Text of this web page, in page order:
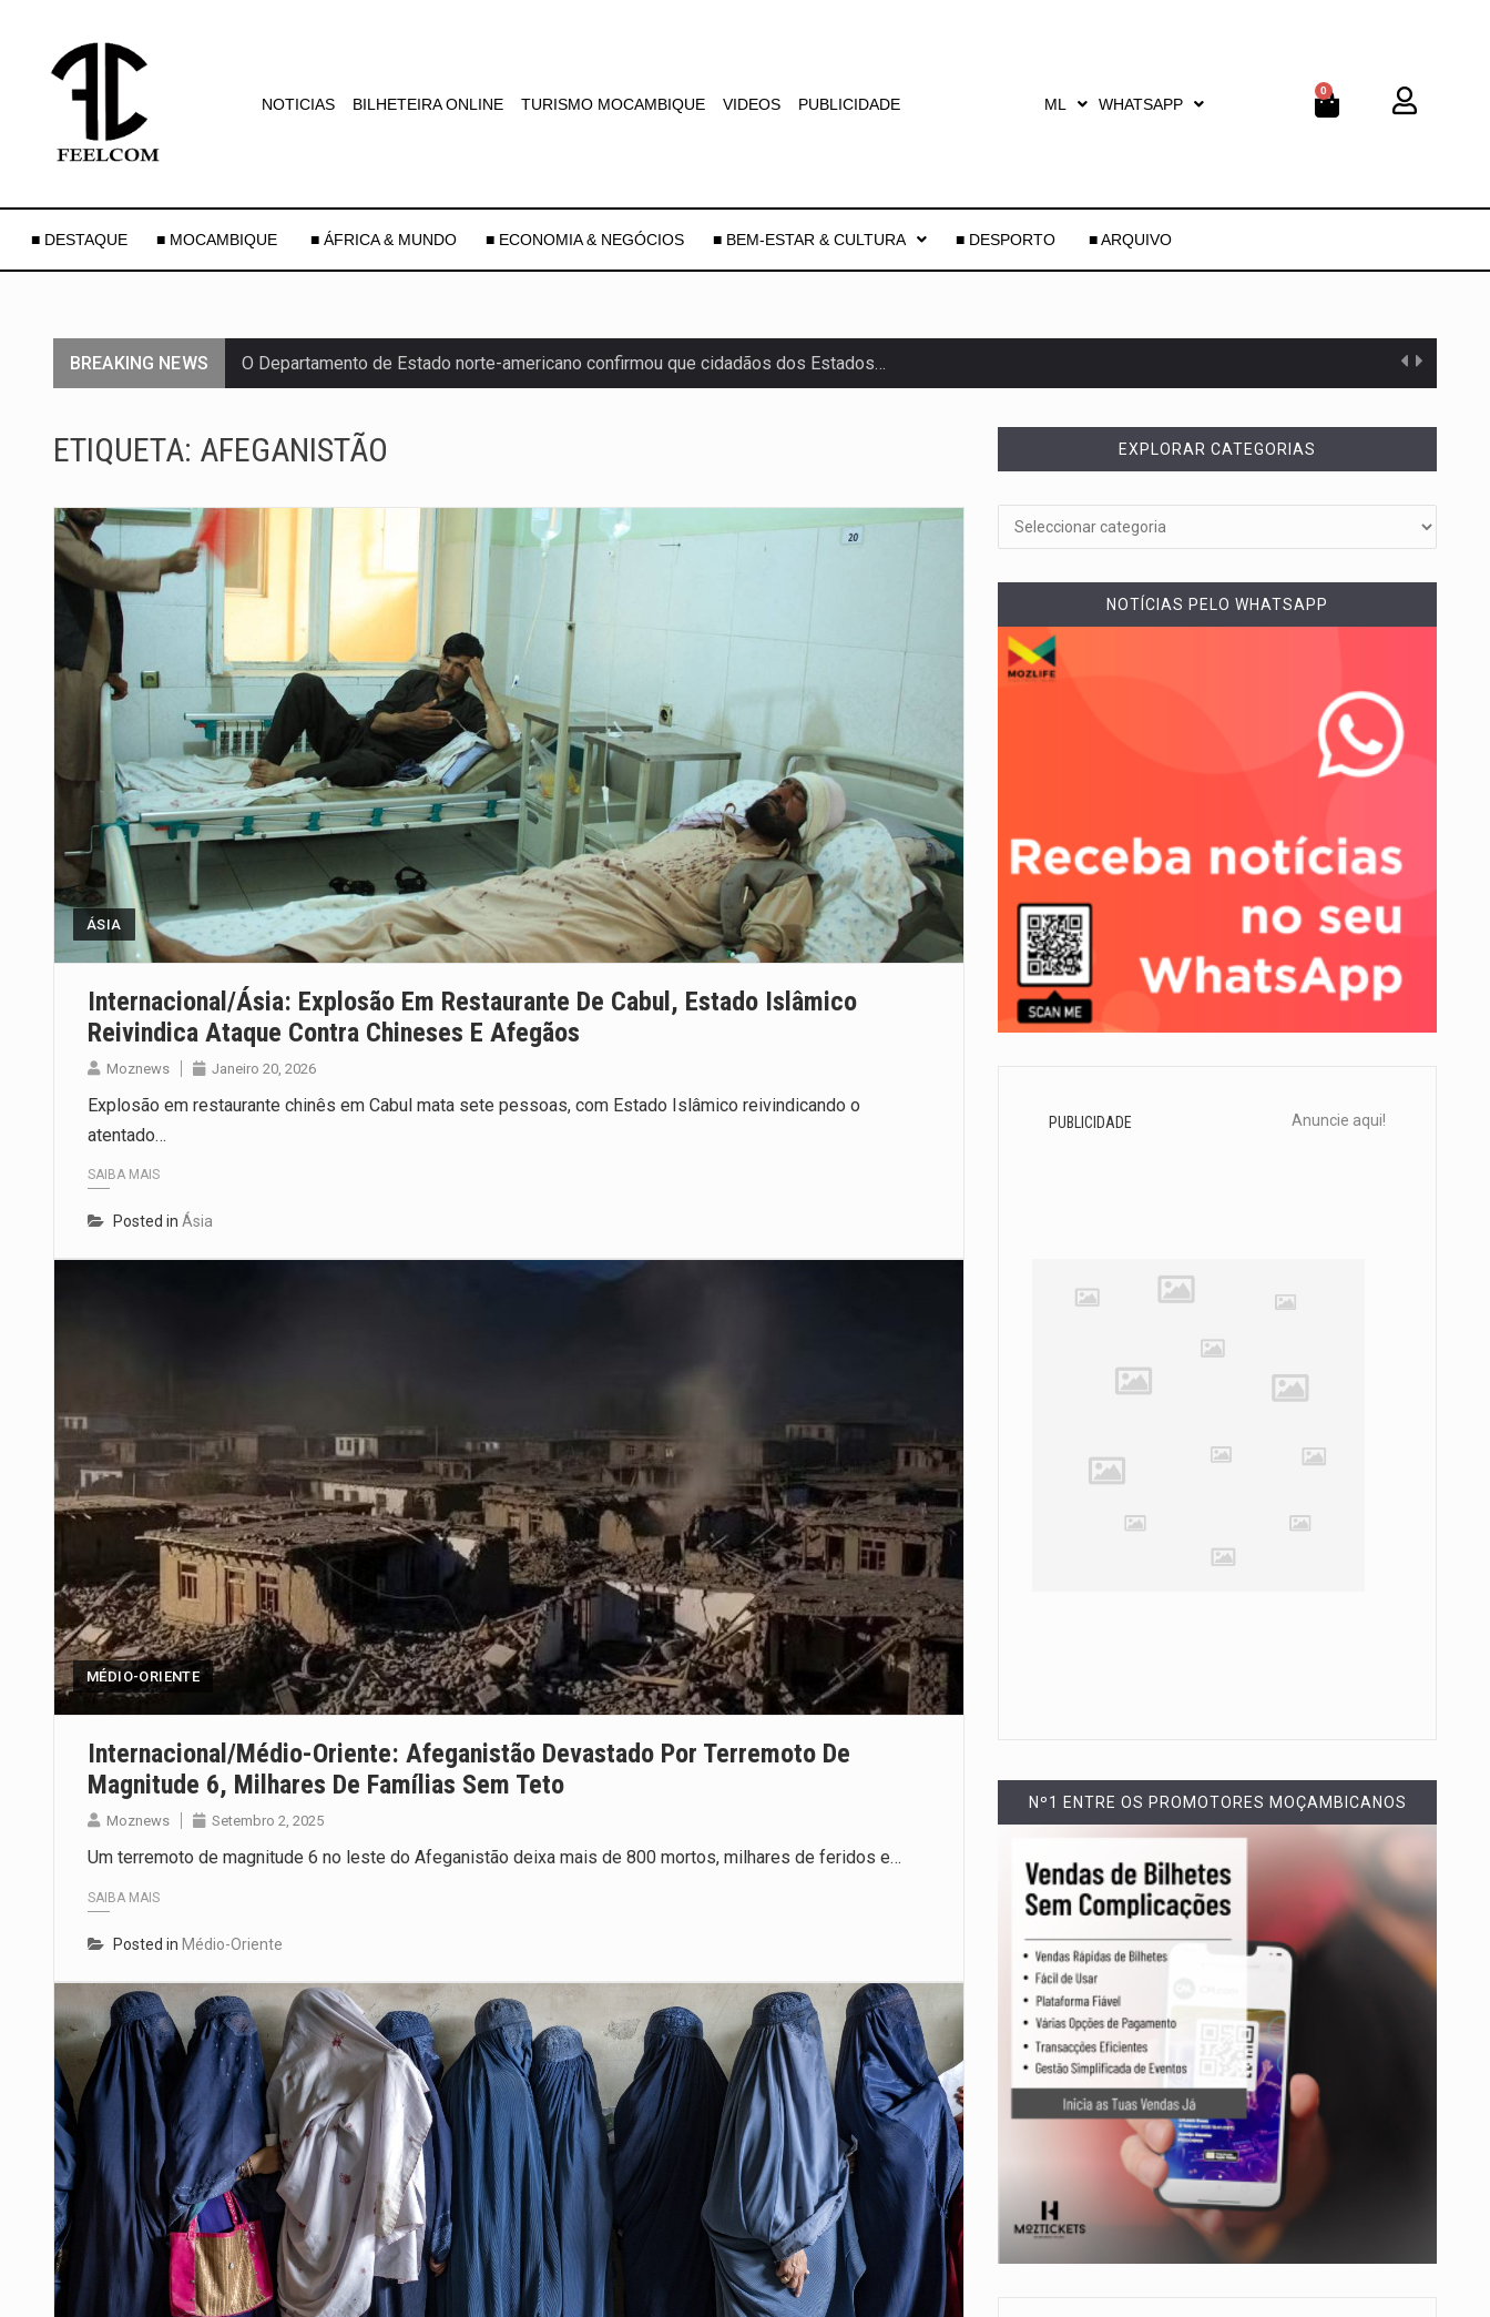
NOTICIAS BILHETEIRA ONLINE TURISMO MOCAMBIQUE VIDEOS PUBLICIDADE ML WHATSAPP
0
■ DESTAQUE ■ MOCAMBIQUE ■ ÁFRICA & MUNDO ■ ECONOMIA & NEGÓCIOS ■ BEM-ESTAR & CULTURA ■ DESPORTO ■ ARQUIVO
BREAKING NEWS O Departamento de Estado norte-americano confirmou que cidadãos dos Estados…
A descoberta representa um marco para a astronomia moderna. Embora…
Segundo as autoridades canadianas, mais de 200 incêndios florestais continuam…
De acordo com as autoridades de saúde da Faixa de…
Um dos casos mais graves envolveu a residência de Sam…
A cidade de Bunia, capital da província de Ituri, tornou-se…
O Senado dos Estados Unidos aprovou, no dia 7 de…
Legislação, renomeada em homenagem ao falecido senador Lindsey Graham, foi…
A nova legislação estabelece um prazo de 180 dias para…
ETIQUETA: AFEGANISTÃO
ÁSIA
Internacional/Ásia: Explosão Em Restaurante De Cabul, Estado Islâmico
Reivindica Ataque Contra Chineses E Afegãos
Moznews Janeiro 20, 2026
Explosão em restaurante chinês em Cabul mata sete pessoas, com Estado Islâmico reivindicando o
atentado…
SAIBA MAIS
Posted in Ásia
MÉDIO-ORIENTE
Internacional/Médio-Oriente: Afeganistão Devastado Por Terremoto De
Magnitude 6, Milhares De Famílias Sem Teto
Moznews Setembro 2, 2025
Um terremoto de magnitude 6 no leste do Afeganistão deixa mais de 800 mortos, milhares de feridos e…
SAIBA MAIS
Posted in Médio-Oriente
EXPLORAR CATEGORIAS
NOTÍCIAS PELO WHATSAPP
PUBLICIDADE Anuncie aqui!
Nº1 ENTRE OS PROMOTORES MOÇAMBICANOS